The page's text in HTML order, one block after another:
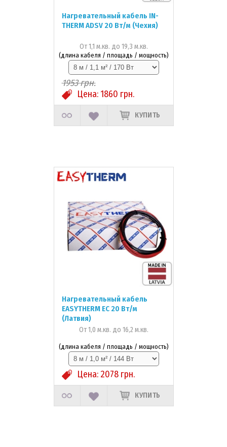
Нагревательный кабель IN-
THERM ADSV 20 Вт/м (Чехия)
От 1,1 м.кв. до 19,3 м.кв.
(длина кабеля / площадь / мощность)
1953грн.
Цена: 1860 грн.
КУПИТЬ
Нагревательный кабель
EASYTHERM EC 20 Вт/м
(Латвия)
От 1,0 м.кв. до 16,2 м.кв.
(длина кабеля / площадь / мощность)
Цена: 2078грн.
КУПИТЬ